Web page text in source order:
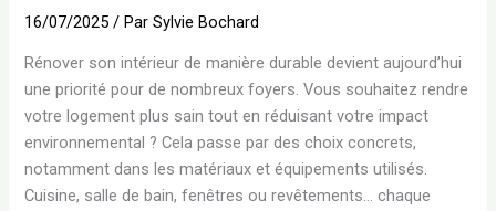
16/07/2025/ ParSylvie Bochard
Rénover son intérieur de manière durable devient aujourd’hui
une priorité pour de nombreux foyers. Vous souhaitez rendre
votre logement plus sain tout en réduisant votre impact
environnemental ? Cela passe par des choix concrets,
notamment dans les matériaux et équipements utilisés.
Cuisine, salle de bain, fenêtres ou revêtements… chaque